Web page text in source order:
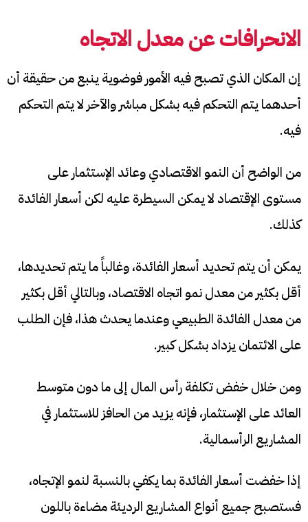
الانحرافات عن معدل الاتجاه
إن المكان الذي تصبح فيه الأمور فوضوية ينبع من حقيقة أن
أحدهما يتم التحكم فيه بشكل مباشر والآخر لا يتم التحكم
فيه.
من الواضح أن النمو الاقتصادي وعائد الإستثمار على
مستوى الإقتصاد لا يمكن السيطرة عليه لكن أسعار الفائدة
كذلك.
يمكن أن يتم تحديد أسعار الفائدة، وغالباً ما يتم تحديدها،
أقل بكثير من معدل نمو اتجاه الاقتصاد، وبالتالي أقل بكثير
من معدل الفائدة الطبيعي وعندما يحدث هذا، فإن الطلب
على الائتمان يزداد بشكل كبير.
ومن خلال خفض تكلفة رأس المال إلى ما دون متوسط ​​
العائد على الإستثمار، فإنه يزيد من الحافز للاستثمار في
المشاريع الرأسمالية.
إذا خفضت أسعار الفائدة بما يكفي بالنسبة لنمو الإتجاه،
فستصبح جميع أنواع المشاريع الرديئة مضاءة باللون